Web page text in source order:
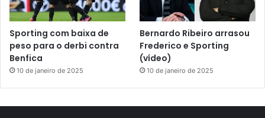
Sporting com baixa de
peso para o derbi contra
Benfica
10 de janeiro de 2025
Bernardo Ribeiro arrasou
Frederico e Sporting
(vídeo)
10 de janeiro de 2025